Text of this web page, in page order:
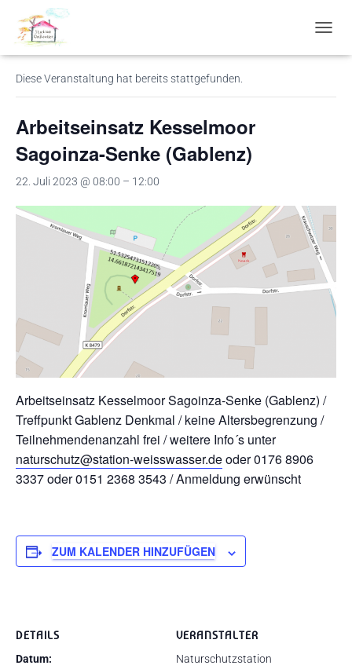
A
G
M
C
A
L
« Alle Veranstaltungen
Diese Veranstaltung hat bereits stattgefunden.
Arbeitseinsatz Kesselmoor
Sagoinza-Senke (Gablenz)
22. Juli 2023 @ 08:00 – 12:00
Arbeitseinsatz Kesselmoor Sagoinza-Senke (Gablenz) /
Treffpunkt Gablenz Denkmal / keine Altersbegrenzung /
Teilnehmendenanzahl frei / weitere Info´s unter
naturschutz@station-weisswasser.deoder 0176 8906
3337 oder 0151 2368 3543 / Anmeldung erwünscht
ZUM KALENDER HINZUFÜGEN
DETAILS
Datum:
VERANSTALTER
Naturschutzstation